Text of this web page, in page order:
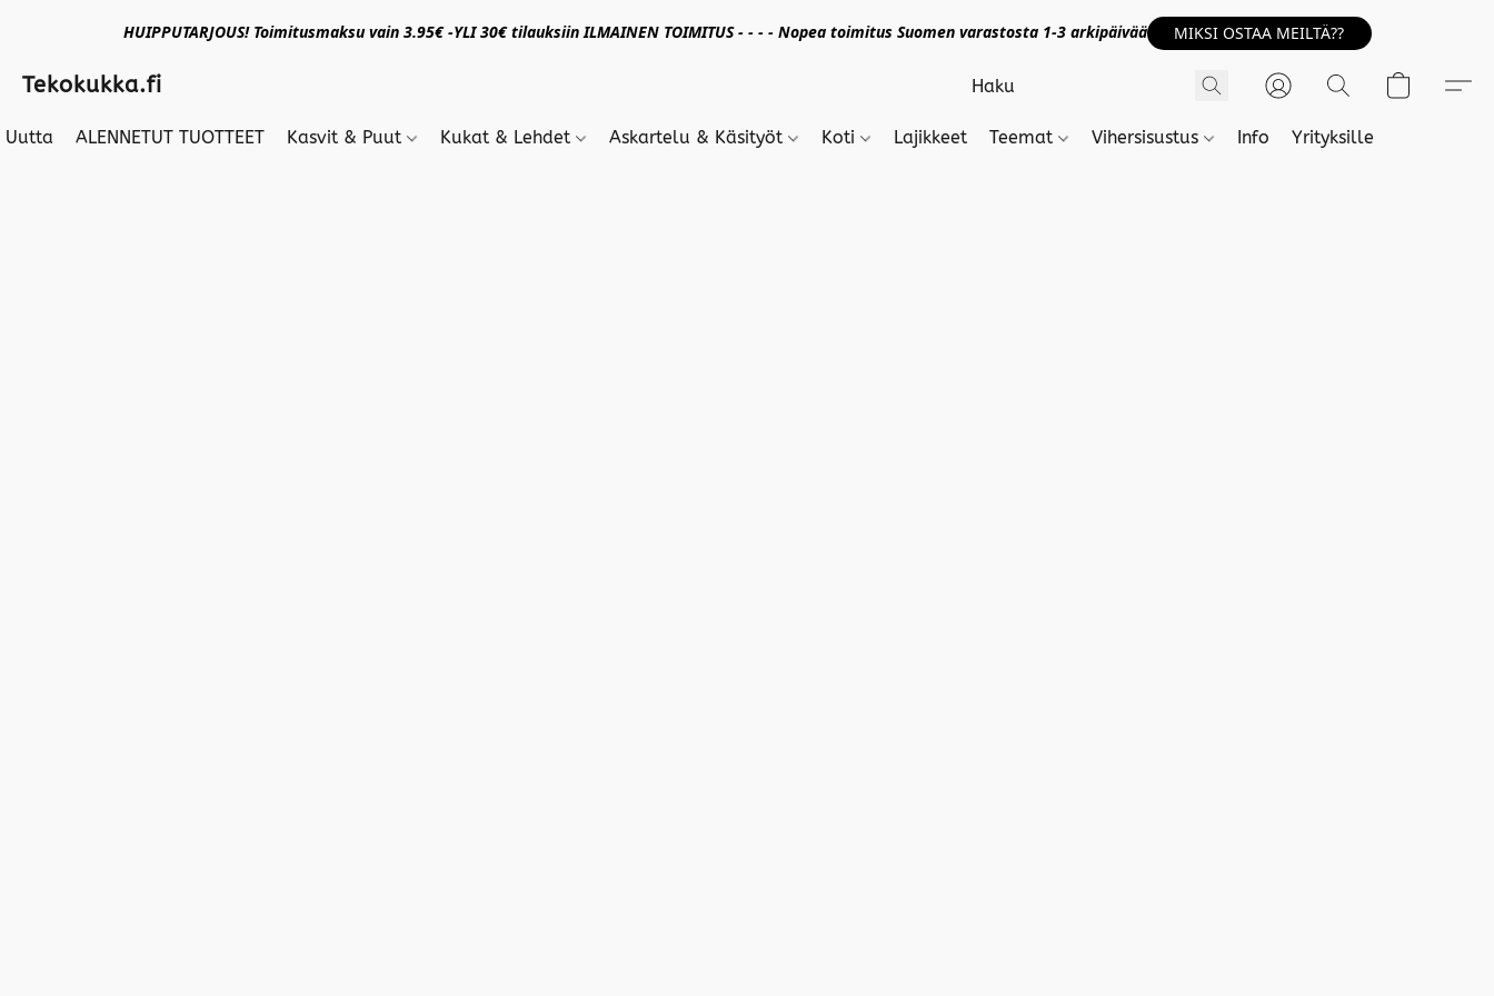
HUIPPUTARJOUS! Toimitusmaksu vain 3.95€ -YLI 30€ tilauksiin ILMAINEN TOIMITUS - - - - Nopea toimitus Suomen varastosta 1-3 arkipäivää MIKSI OSTAA MEILTÄ??
Tekokukka.fi
Uutta ALENNETUT TUOTTEET Kasvit & Puut Kukat & Lehdet Askartelu & Käsityöt Koti Lajikkeet Teemat Vihersisustus Info Yrityksille